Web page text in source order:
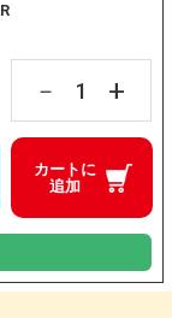
－ +
カートに
追加